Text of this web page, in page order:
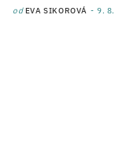
odEVA SIKOROVÁ 9.